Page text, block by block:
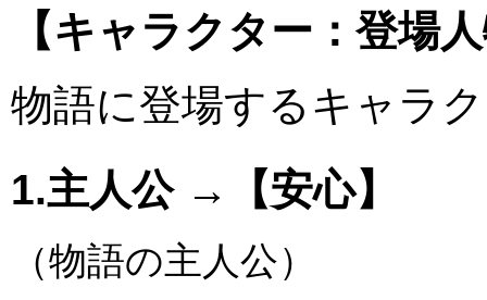
【キャラクター：登場
物語に登場するキャラ
1.主人公 →【安心】
（物語の主人公）